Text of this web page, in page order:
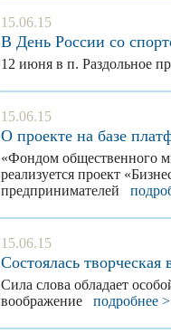
15.06.15
В День России со
12 июня в п. Раздольное
15.06.15
О проекте на базе
«Фондом общественного
реализуется проект
предпринимателей
15.06.15
Состоялась
Сила слова обладает
воображение подробнее >